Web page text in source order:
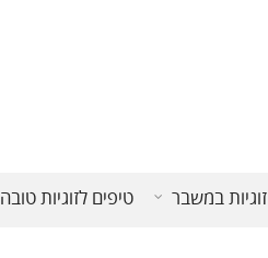
זוגיות במשבר טיפים לזוגיות טובה